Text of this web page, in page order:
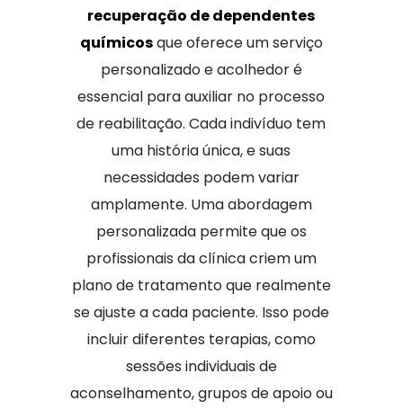
recuperação de dependentes
químicosque oferece um serviço
personalizado e acolhedor é
essencial para auxiliar no processo
de reabilitação. Cada indivíduo tem
uma história única, e suas
necessidades podem variar
amplamente. Uma abordagem
personalizada permite que os
profissionais da clínica criem um
plano de tratamento que realmente
se ajuste a cada paciente. Isso pode
incluir diferentes terapias, como
sessões individuais de
aconselhamento, grupos de apoio ou